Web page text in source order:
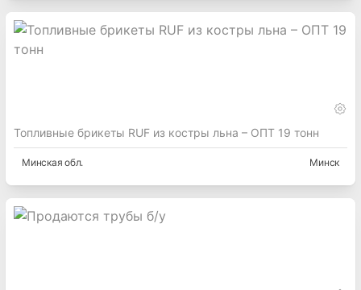
Топливные брикеты RUF из костры льна – ОПТ 19 тонн
Минская обл. Минск